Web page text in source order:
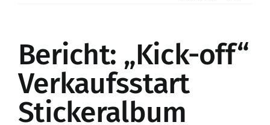
Mannschaften
Kunstrasenplatz
Bericht: „Kick-off“
Verkaufsstart
Stickeralbum